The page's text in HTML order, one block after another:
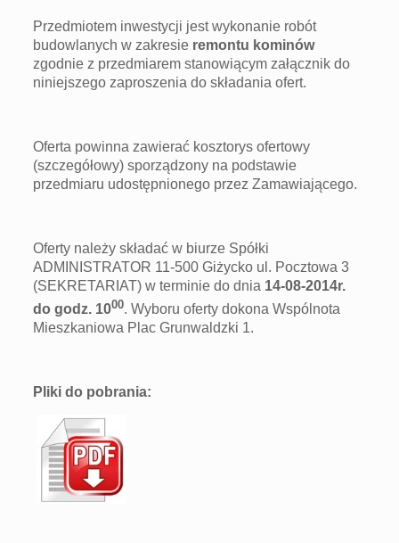
Przedmiotem inwestycji jest wykonanie robót
budowlanych w zakresie remontu kominów
zgodnie z przedmiarem stanowiącym załącznik do
niniejszego zaproszenia do składania ofert.
Oferta powinna zawierać kosztorys ofertowy
(szczegółowy) sporządzony na podstawie
przedmiaru udostępnionego przez Zamawiającego.
Oferty należy składać w biurze Spółki
ADMINISTRATOR 11-500 Giżycko ul. Pocztowa 3
(SEKRETARIAT) w terminie do dnia 14-08-2014r.
do godz. 1000. Wyboru oferty dokona Wspólnota
Mieszkaniowa Plac Grunwaldzki 1.
Pliki do pobrania: